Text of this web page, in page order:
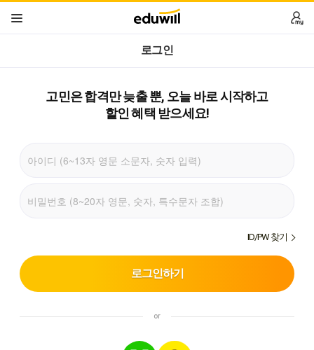
로그인
고민은 합격만 늦출 뿐, 오늘 바로 시작하고
할인 혜택 받으세요!
ID/PW 찾기
로그인하기